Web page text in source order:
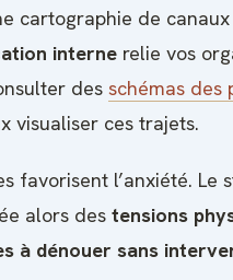
cartographie de canaux
interne relie vos
des schémas des
visualiser ces trajets.
favorisent l’anxiété. Le
alors des tensions
à dénouer sans